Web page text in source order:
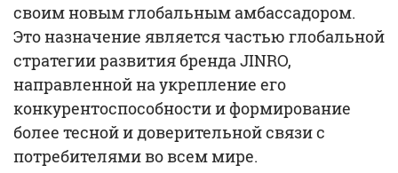
своим новым глобальным амбассадором.
Это назначение является частью глобальной
стратегии развития бренда JINRO,
направленной на укрепление его
конкурентоспособности и формирование
более тесной и доверительной связи с
потребителями во всем мире.